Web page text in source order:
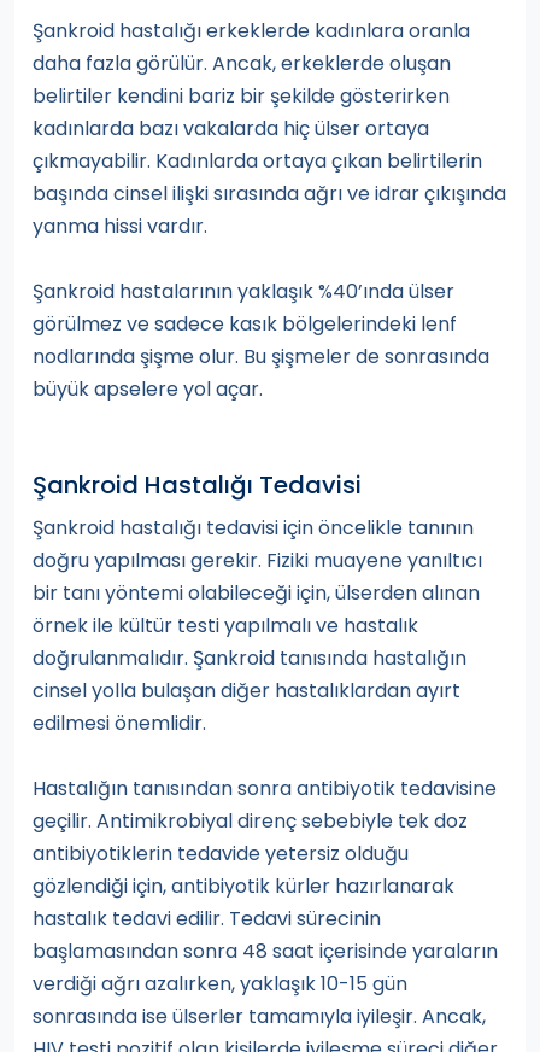
Şankroid hastalığı erkeklerde kadınlara oranla
daha fazla görülür. Ancak, erkeklerde oluşan
belirtiler kendini bariz bir şekilde gösterirken
kadınlarda bazı vakalarda hiç ülser ortaya
çıkmayabilir. Kadınlarda ortaya çıkan belirtilerin
başında cinsel ilişki sırasında ağrı ve idrar çıkışında
yanma hissi vardır.
Şankroid hastalarının yaklaşık %40’ında ülser
görülmez ve sadece kasık bölgelerindeki lenf
nodlarında şişme olur. Bu şişmeler de sonrasında
büyük apselere yol açar.
Şankroid Hastalığı Tedavisi
Şankroid hastalığı tedavisi için öncelikle tanının
doğru yapılması gerekir. Fiziki muayene yanıltıcı
bir tanı yöntemi olabileceği için, ülserden alınan
örnek ile kültür testi yapılmalı ve hastalık
doğrulanmalıdır. Şankroid tanısında hastalığın
cinsel yolla bulaşan diğer hastalıklardan ayırt
edilmesi önemlidir.
Hastalığın tanısından sonra antibiyotik tedavisine
geçilir. Antimikrobiyal direnç sebebiyle tek doz
antibiyotiklerin tedavide yetersiz olduğu
gözlendiği için, antibiyotik kürler hazırlanarak
hastalık tedavi edilir. Tedavi sürecinin
başlamasından sonra 48 saat içerisinde yaraların
verdiği ağrı azalırken, yaklaşık 10-15 gün
sonrasında ise ülserler tamamıyla iyileşir. Ancak,